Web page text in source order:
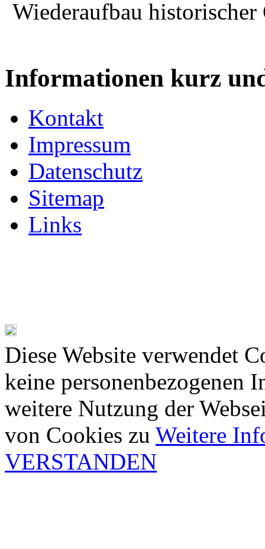
Wiederaufbau
Informationen kurz
Kontakt
Impressum
Datenschutz
Sitemap
Links
Diese Website verwendet
keine personenbezogenen
weitere Nutzung der
von Cookies zu Weitere
VERSTANDEN